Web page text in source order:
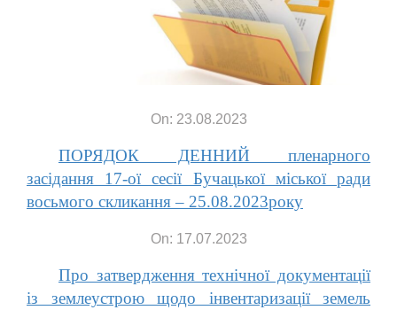
On: 23.08.2023
ПОРЯДОК ДЕННИЙ пленарного
засідання 17-ої cесії Бучацької міської ради
восьмого скликання – 25.08.2023року
On: 17.07.2023
Про затвердження технічної документації
із землеустрою щодо інвентаризації земель